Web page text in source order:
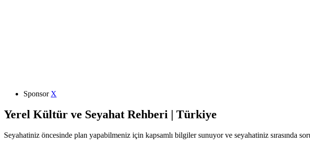
Sponsor X
Yerel Kültür ve Seyahat Rehberi | Türkiye
Seyahatiniz öncesinde plan yapabilmeniz için kapsamlı bilgiler sunuyor ve seyahatiniz sırasında